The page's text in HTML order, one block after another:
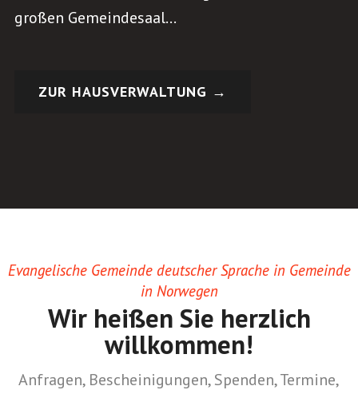
großen Gemeindesaal…
ZUR HAUSVERWALTUNG →
Evangelische Gemeinde deutscher Sprache in Gemeinde
in Norwegen
Wir heißen Sie herzlich
willkommen!
Anfragen, Bescheinigungen, Spenden, Termine,